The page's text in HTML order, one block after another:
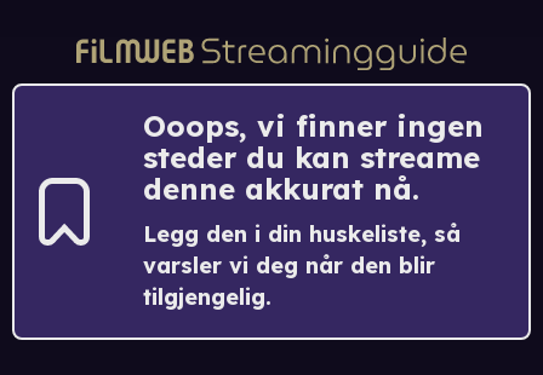
Ooops, vi finner ingen
steder du kan streame
denne akkurat nå.
Legg den i din huskeliste, så
varsler vi deg når den blir
tilgjengelig.